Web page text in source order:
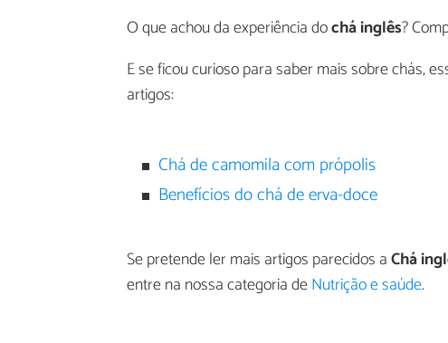
O que achou da experiência dochá inglês?
E se ficou curioso para saber mais sobre chás,
artigos:
Chá de camomila com própolis
Benefícios do chá de erva-doce
Se pretende ler mais artigos parecidos aChá
entre na nossa categoria deNutrição e saúde.